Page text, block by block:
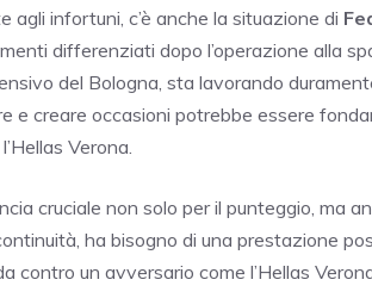
infortuni, c’è anche la situazione di
differenziati dopo l’operazione alla
del Bologna, sta lavorando
e creare occasioni potrebbe essere
Verona.
cruciale non solo per il punteggio, ma
ha bisogno di una prestazione
contro un avversario come l’Hellas